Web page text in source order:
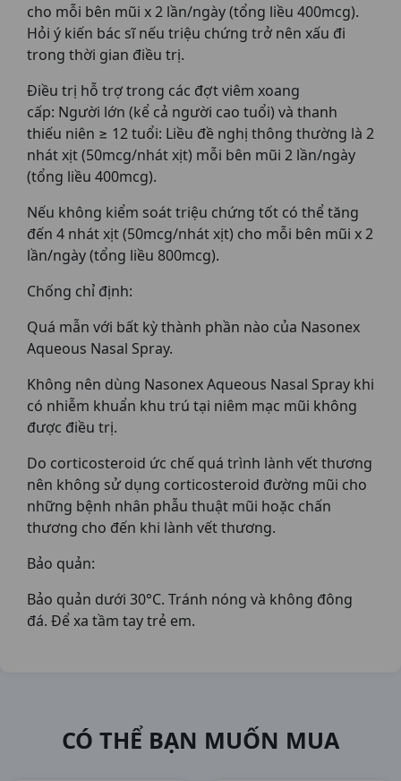
cho mỗi bên mũi x 2 lần/ngày (tổng liều 400mcg).
Hỏi ý kiến bác sĩ nếu triệu chứng trở nên xấu đi
trong thời gian điều trị.
Điều trị hỗ trợ trong các đợt viêm xoang
cấp: Người lớn (kể cả người cao tuổi) và thanh
thiếu niên ≥ 12 tuổi: Liều đề nghị thông thường là 2
nhát xịt (50mcg/nhát xịt) mỗi bên mũi 2 lần/ngày
(tổng liều 400mcg).
Nếu không kiểm soát triệu chứng tốt có thể tăng
đến 4 nhát xịt (50mcg/nhát xịt) cho mỗi bên mũi x 2
lần/ngày (tổng liều 800mcg).
Chống chỉ định:
Quá mẫn với bất kỳ thành phần nào của Nasonex
Aqueous Nasal Spray.
Không nên dùng Nasonex Aqueous Nasal Spray khi
có nhiễm khuẩn khu trú tại niêm mạc mũi không
được điều trị.
Do corticosteroid ức chế quá trình lành vết thương
nên không sử dụng corticosteroid đường mũi cho
những bệnh nhân phẫu thuật mũi hoặc chấn
thương cho đến khi lành vết thương.
Bảo quản:
Bảo quản dưới 30°C. Tránh nóng và không đông
đá. Để xa tầm tay trẻ em.
CÓ THỂ BẠN MUỐN MUA